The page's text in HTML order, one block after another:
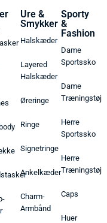
Ure &
Smykker
Halskæder
Layered
Halskæder
Øreringe
Ringe
Signetringe
Ankelkæder
Charm-
Armbånd
Sporty
&
Fashion
Dame
Sportssko
Dame
Træningstøj
Herre
Sportssko
Herre
Træningstøj
Caps
Huer